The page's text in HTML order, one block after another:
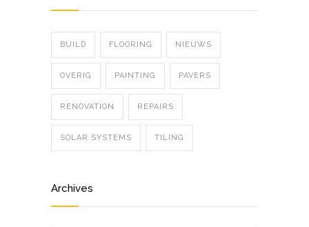
BUILD FLOORING NIEUWS
OVERIG PAINTING PAVERS
RENOVATION REPAIRS
SOLAR SYSTEMS TILING
Archives